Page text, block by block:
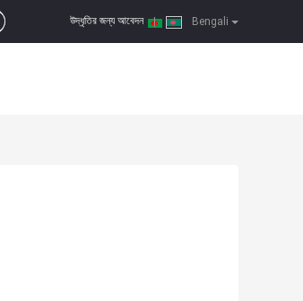
Bengali
উদ্ধৃতির জন্য আবেদন |